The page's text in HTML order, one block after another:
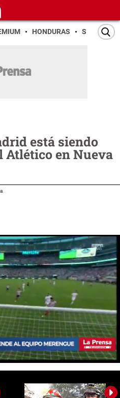
HONDURAS SAN PEDRO
está siendo
Atlético en Nueva